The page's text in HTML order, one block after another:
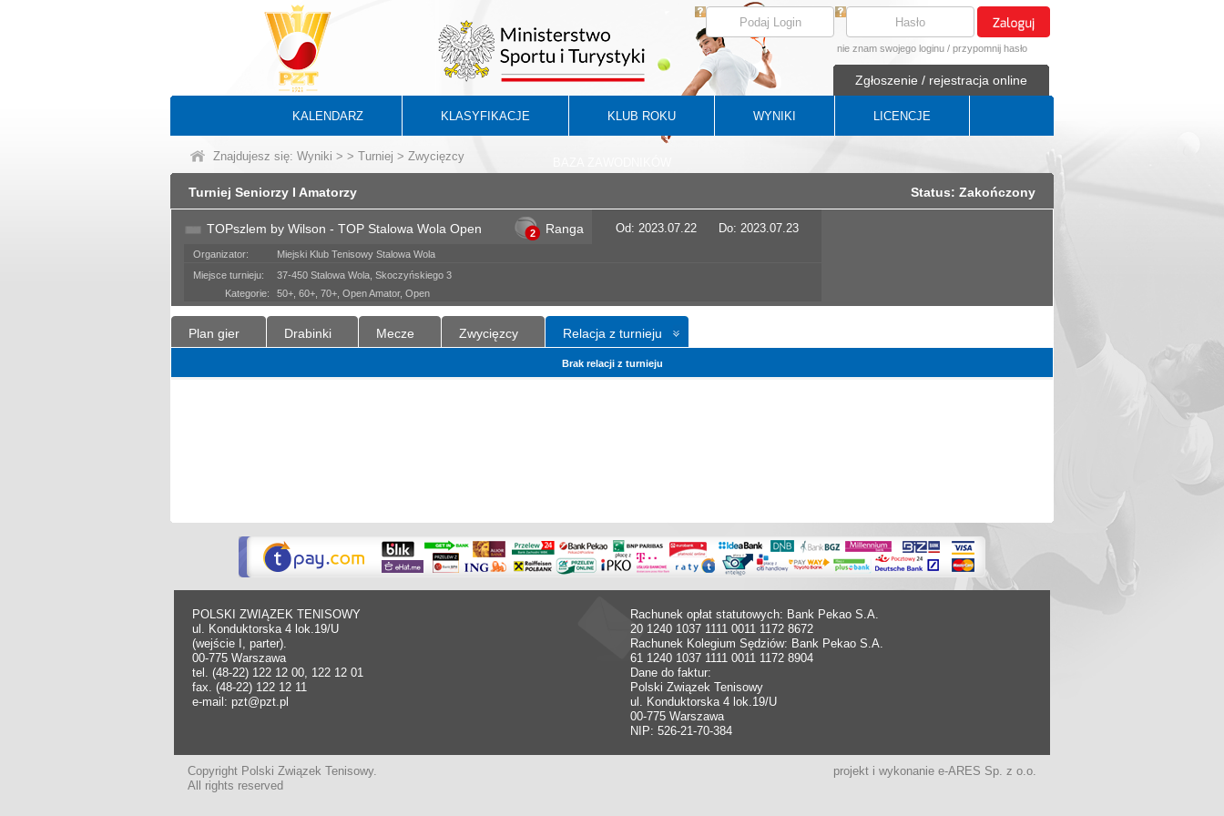
nie znam swojego loginu / przypomnij hasło
Zgłoszenie / rejestracja online
KALENDARZ KLASYFIKACJE KLUB ROKU WYNIKI LICENCJE
Znajdujesz się: Wyniki > > Turniej > Zwycięzcy
Turniej Seniorzy I Amatorzy Status: Zakończony
TOPszlem by Wilson - TOP Stalowa Wola Open 2 Ranga Od: 2023.07.22 Do: 2023.07.23
Organizator:
Miejski Klub Tenisowy Stalowa Wola
Miejsce turnieju:
37-450 Stalowa Wola, Skoczyńskiego 3
Kategorie:
50+, 60+, 70+, Open Amator, Open
Plan gier Drabinki Mecze Zwycięzcy Relacja z turnieju
Brak relacji z turnieju
POLSKI ZWIĄZEK TENISOWY
ul. Konduktorska 4 lok.19/U
(wejście I, parter).
00-775 Warszawa
tel. (48-22) 122 12 00, 122 12 01
fax. (48-22) 122 12 11
e-mail: pzt@pzt.pl
Rachunek opłat statutowych: Bank Pekao S.A.
20 1240 1037 1111 0011 1172 8672
Rachunek Kolegium Sędziów: Bank Pekao S.A.
61 1240 1037 1111 0011 1172 8904
Dane do faktur:
Polski Związek Tenisowy
ul. Konduktorska 4 lok.19/U
00-775 Warszawa
NIP: 526-21-70-384
Copyright Polski Związek Tenisowy.
All rights reserved
projekt i wykonanie e-ARES Sp. z o.o.